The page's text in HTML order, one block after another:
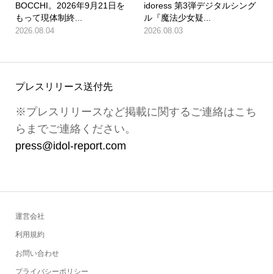
BOCCHI。2026年9月21日を
もって現体制終...
2026.08.04
idoress 第3弾デジタルシング
ル『魔法少女疑...
2026.08.03
プレスリリース送付先
※プレスリリースなど掲載に関するご連絡はこち
らまでご連絡ください。
press@idol-report.com
運営会社
利用規約
お問い合わせ
プライバシーポリシー